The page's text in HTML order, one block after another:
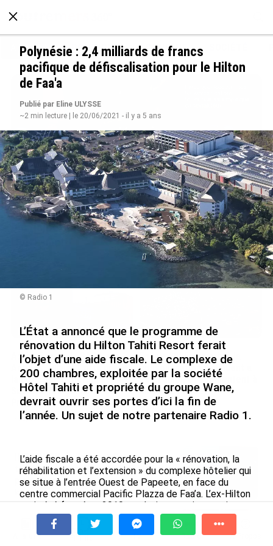
À LA UNE POLITIQUE ECONOMIE
Avec VEENI, le Guadeloupéen Yanis Foy entend
participer au développement touristique des
Après 5 ans à la SARA aux
Antilles, Olivier Cotta prend
la direction générale de la
Société Réunionnaise des
Produits Pétroliers
le 05/08/2026
En juin 2026, les prix à la
consommation diminuent à
La Réunion et augmentent à
Mayotte (Insee)
le 04/08/2026
INTERVIEW. À Wallis-et-Futuna, un
tourisme authentique et durable en
plein essor...
le 04/08/2026
Prix à la consommation en juin 2026 :
progression en Guadeloupe, recul en
À la une Tv Radio A Propos
Polynésie : 2,4 milliards de francs
pacifique de défiscalisation pour le Hilton
de Faa'a
Publié par Eline ULYSSE
~2 min lecture | le 20/06/2021 - il y a 5 ans
© Radio 1
L’État a annoncé que le programme de
rénovation du Hilton Tahiti Resort ferait
l’objet d’une aide fiscale. Le complexe de
200 chambres, exploitée par la société
Hôtel Tahiti et propriété du groupe Wane,
devrait ouvrir ses portes d’ici la fin de
l’année. Un sujet de notre partenaire Radio 1.
L’aide fiscale a été accordée pour la « rénovation, la
réhabilitation et l’extension » du complexe hôtelier qui
se situe à l’entrée Ouest de Papeete, en face du
centre commercial Pacific Plazza de Faa’a. L’ex-Hilton
avait été fermé en 2010 et plusieurs projets avaient
été évoqué pource site, acquis par le groupe Wane.
rénovation de l’hôtel avait été confirmé en 2018, mais